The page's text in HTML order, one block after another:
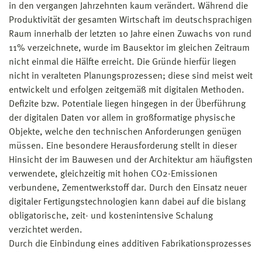
in den vergangen Jahrzehnten kaum verändert. Während die
Produktivität der gesamten Wirtschaft im deutschsprachigen
Raum innerhalb der letzten 10 Jahre einen Zuwachs von rund
11% verzeichnete, wurde im Bausektor im gleichen Zeitraum
nicht einmal die Hälfte erreicht. Die Gründe hierfür liegen
nicht in veralteten Planungsprozessen; diese sind meist weit
entwickelt und erfolgen zeitgemäß mit digitalen Methoden.
Defizite bzw. Potentiale liegen hingegen in der Überführung
der digitalen Daten vor allem in großformatige physische
Objekte, welche den technischen Anforderungen genügen
müssen. Eine besondere Herausforderung stellt in dieser
Hinsicht der im Bauwesen und der Architektur am häufigsten
verwendete, gleichzeitig mit hohen CO2-Emissionen
verbundene, Zementwerkstoff dar. Durch den Einsatz neuer
digitaler Fertigungstechnologien kann dabei auf die bislang
obligatorische, zeit- und kostenintensive Schalung
verzichtet werden.
Durch die Einbindung eines additiven Fabrikationsprozesses